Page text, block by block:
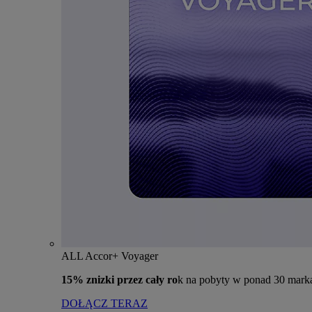
ALL Accor+ Voyager
15% znizki przez cały rok na pobyty w ponad 30
DOŁĄCZ TERAZ